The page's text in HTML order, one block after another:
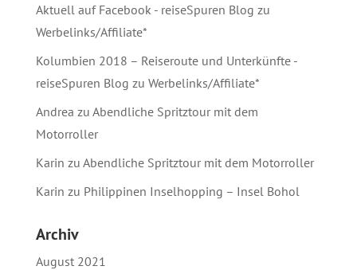
Aktuell auf Facebook - reiseSpuren Blog zu
Werbelinks/Affiliate*
Kolumbien 2018 – Reiseroute und Unterkünfte -
reiseSpuren Blog zu Werbelinks/Affiliate*
Andrea zu Abendliche Spritztour mit dem
Motorroller
Karin zu Abendliche Spritztour mit dem Motorroller
Karin zu Philippinen Inselhopping – Insel Bohol
Archiv
August 2021